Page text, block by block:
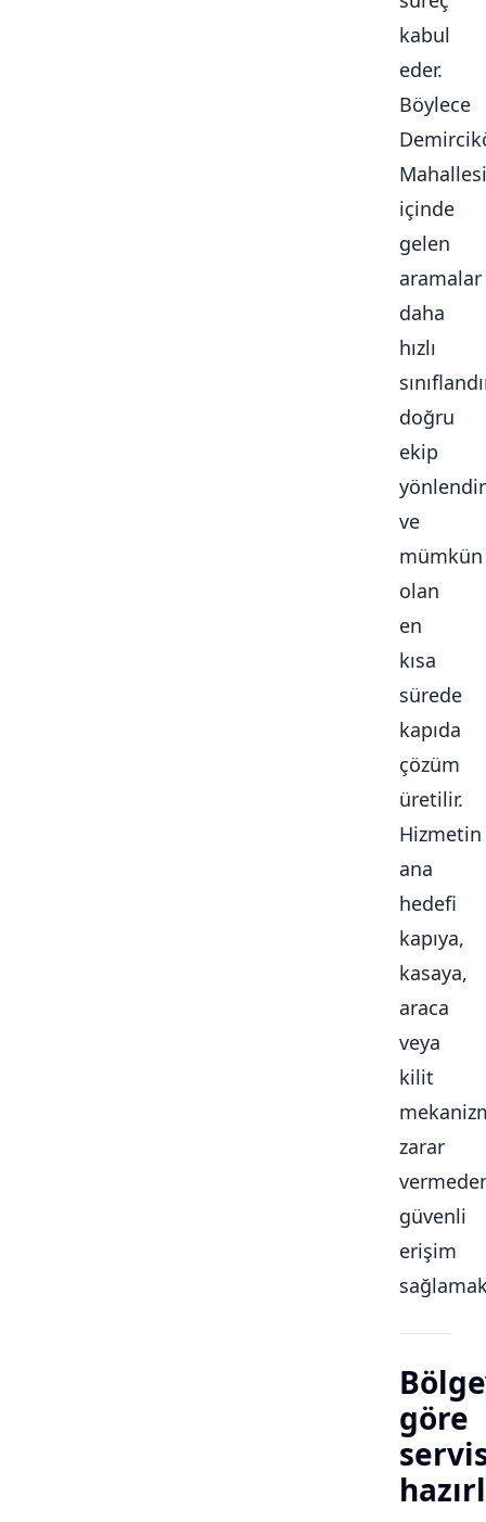
kabul
eder.
Böylece
Mahallesi
içinde
gelen
aramalar
daha
hızlı
doğru
ekip
ve
mümkün
olan
en
kısa
sürede
kapıda
çözüm
üretilir.
Hizmetin
ana
hedefi
kapıya,
kasaya,
araca
veya
kilit
zarar
güvenli
erişim
göre